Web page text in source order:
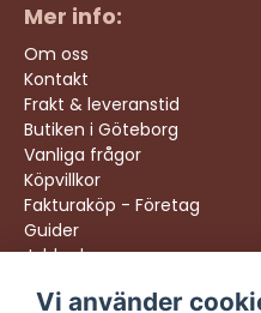
Mer info:
Om oss
Kontakt
Frakt & leveranstid
Butiken i Göteborg
Vanliga frågor
Köpvillkor
Fakturaköp - Företag
Guider
Jobba hos oss
Följ oss:
Vi använder